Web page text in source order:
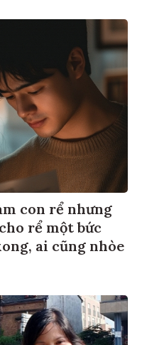
con rể nhưng
rể một bức
ai cũng nhòe